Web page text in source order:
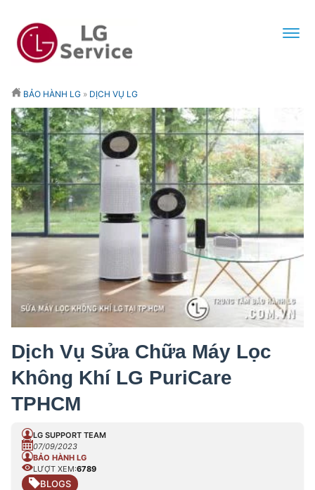
BẢO HÀNH LG » DỊCH VỤ LG
Dịch Vụ Sửa Chữa Máy Lọc
Không Khí LG PuriCare
TPHCM
LG SUPPORT TEAM
07/09/2023
BẢO HÀNH LG
LƯỢT XEM:6789
BLOGS